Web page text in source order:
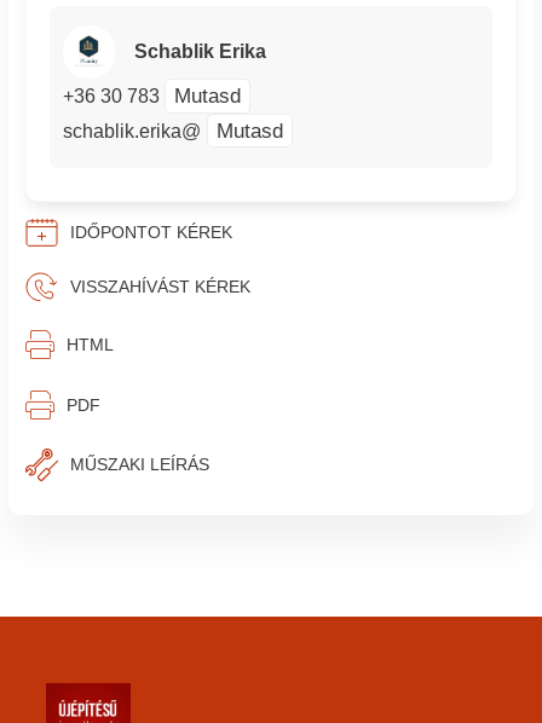
Schablik Erika
+36 30 783 Mutasd
schablik.erika@ Mutasd
IDŐPONTOT KÉREK
VISSZAHÍVÁST KÉREK
⎙︁ HTML
⎙︁ PDF
MŰSZAKI LEÍRÁS